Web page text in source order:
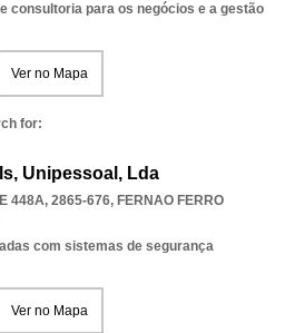
consultoria para os negócios e a gestão
Ver no Mapa
for:
Unipessoal, Lda
448A, 2865-676, FERNAO FERRO
com sistemas de segurança
Ver no Mapa